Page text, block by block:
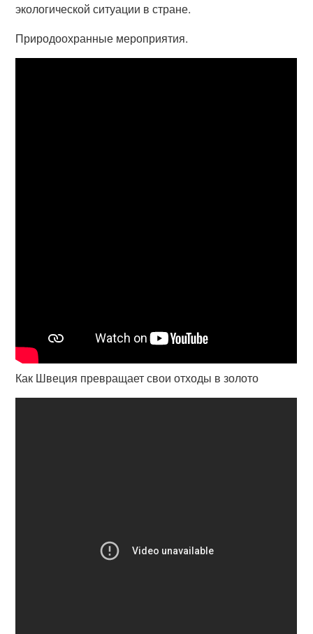
экологической ситуации в стране.
Природоохранные мероприятия.
Как Швеция превращает свои отходы в золото